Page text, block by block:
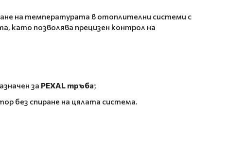
на температурата в отоплителни системи с
като позволява прецизен контрол на
за PEXAL тръба;
без спиране на цялата система.